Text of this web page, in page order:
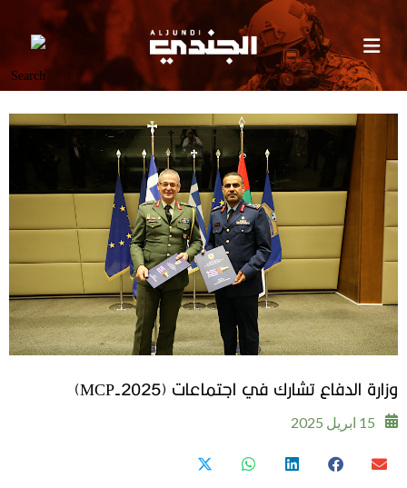
وزارة الدفاع تشارك في اجتماعات (MCP-2025)
15 ابريل 2025